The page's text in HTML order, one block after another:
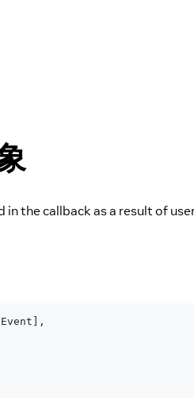
in the callback as a result of
,